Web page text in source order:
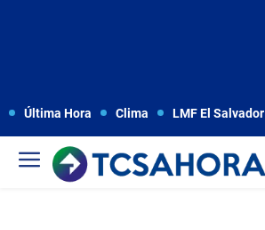
Última Hora Clima LMF El Salvador